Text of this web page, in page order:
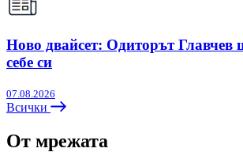
Ново двайсет: Одиторът Главчев
себе си
07.08.2026
Всички
От мрежата